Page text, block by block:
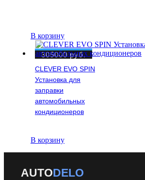
В корзину
CLEVER EVO SPIN
Установка для
заправки
автомобильных
кондиционеров
305000руб.
В корзину
AUTODELO